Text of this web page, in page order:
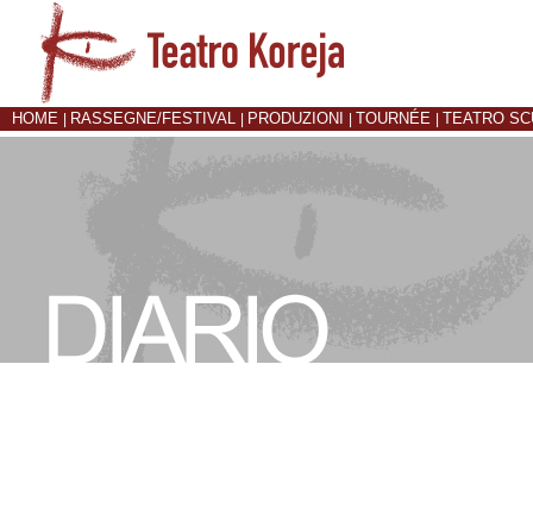
HOME RASSEGNE/FESTIVAL PRODUZIONI TOURNÉE TEATRO